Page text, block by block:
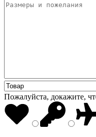
Пожалуйста, докажите,